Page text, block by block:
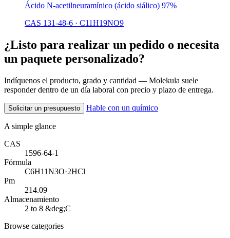
Ácido N-acetilneuramínico (ácido siálico) 97%
CAS 131-48-6 · C11H19NO9
¿Listo para realizar un pedido o necesita
un paquete personalizado?
Indíquenos el producto, grado y cantidad — Molekula suele
responder dentro de un día laboral con precio y plazo de entrega.
Solicitar un presupuesto Hable con un químico
A simple glance
CAS
1596-64-1
Fórmula
C6H11N3O·2HCl
Pm
214.09
Almacenamiento
2 to 8 &deg;C
Browse categories